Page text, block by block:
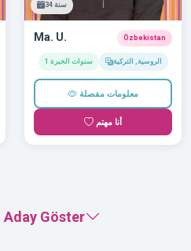
34 سنة
Ma. U. Özbekistan
1 سنوات الخبرة الروسية, التركية
معلومات مفصلة
أنا مهتم
Aday Göster